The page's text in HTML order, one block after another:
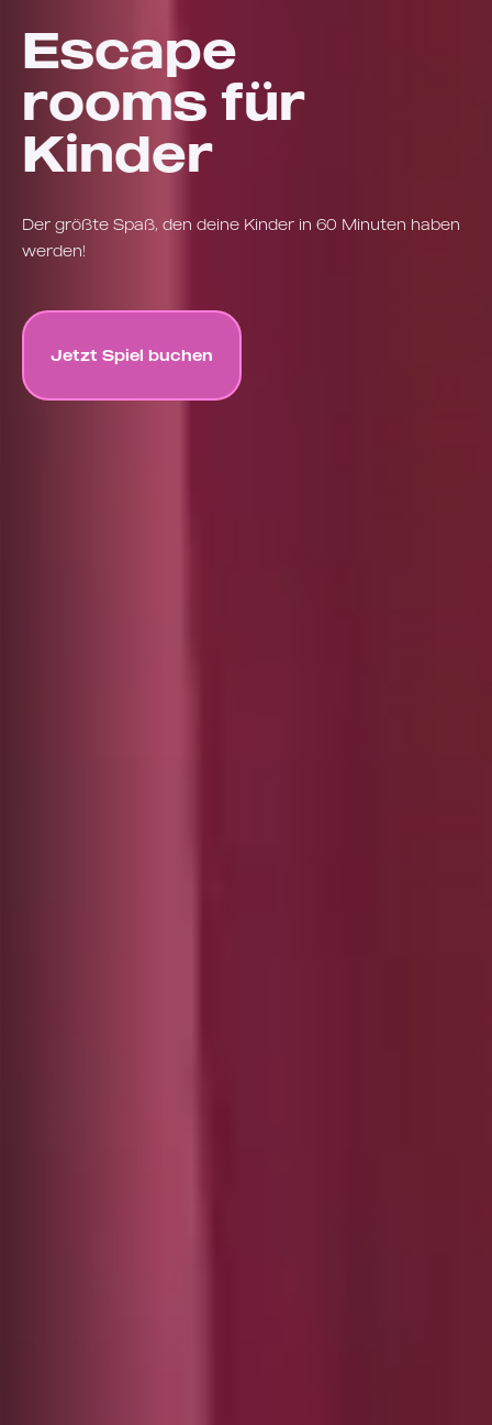
Escape
rooms für
Kinder
Der größte Spaß, den deine Kinder in 60 Minuten haben
werden!
Jetzt Spiel buchen